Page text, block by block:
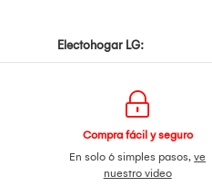
Electohogar LG:
Compra fácil y seguro
En solo 6 simples pasos,ve
nuestro video